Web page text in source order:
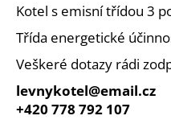
Kotel s emisní třídou 3
Třída energetické
Veškeré dotazy rádi
levnykotel@email.cz
+420 778 792 107